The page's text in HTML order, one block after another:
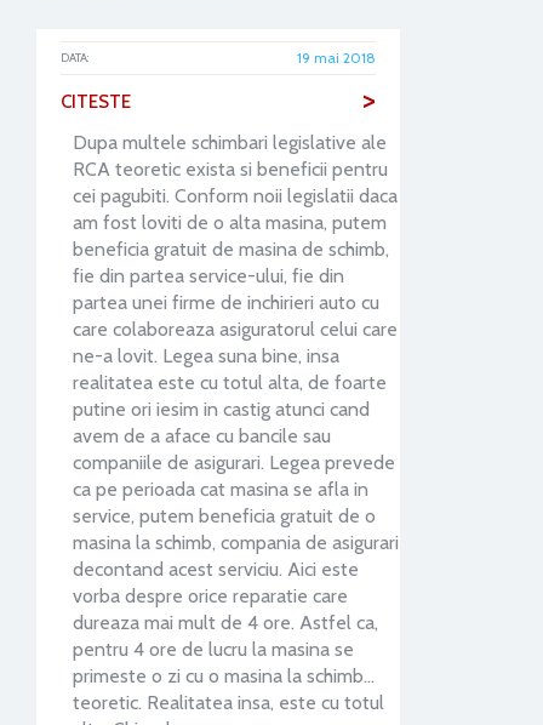
DATA: 19 mai 2018
CITESTE >
Dupa multele schimbari legislative ale
RCA teoretic exista si beneficii pentru
cei pagubiti. Conform noii legislatii daca
am fost loviti de o alta masina, putem
beneficia gratuit de masina de schimb,
fie din partea service-ului, fie din
partea unei firme de inchirieri auto cu
care colaboreaza asiguratorul celui care
ne-a lovit. Legea suna bine, insa
realitatea este cu totul alta, de foarte
putine ori iesim in castig atunci cand
avem de a aface cu bancile sau
companiile de asigurari. Legea prevede
ca pe perioada cat masina se afla in
service, putem beneficia gratuit de o
masina la schimb, compania de asigurari
decontand acest serviciu. Aici este
vorba despre orice reparatie care
dureaza mai mult de 4 ore. Astfel ca,
pentru 4 ore de lucru la masina se
primeste o zi cu o masina la schimb…
teoretic. Realitatea insa, este cu totul